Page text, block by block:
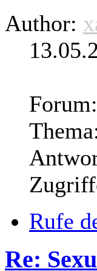
Author:
Forum:
Rufe
Re: